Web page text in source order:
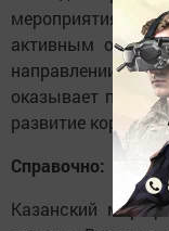
мероприятия,
активным
направлении
оказывает
развитие
Справочно:
Казанский